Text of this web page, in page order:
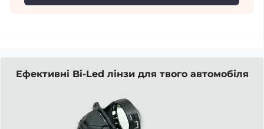
Ефективні Bi-Led лінзи для твого автомобіля